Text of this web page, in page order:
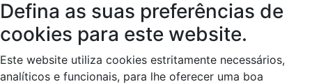
Defina as suas preferências de
cookies para este website.
Este website utiliza cookies estritamente necessários,
analíticos e funcionais, para lhe oferecer uma boa